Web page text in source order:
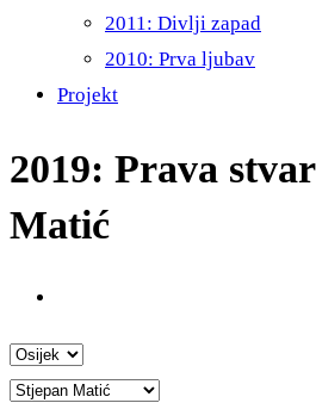
2011: Divlji zapad
2010: Prva ljubav
Projekt
2019: Prava
Matić